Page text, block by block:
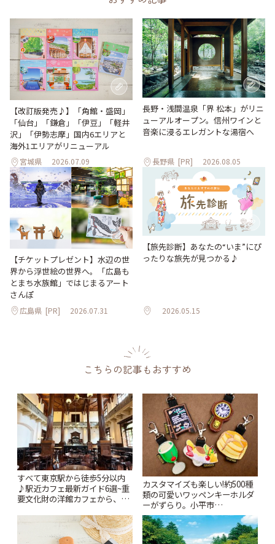
【改訂版発売♪】「角館・盛岡」
「仙台」「鎌倉」「伊豆」「軽井
沢」「伊勢志摩」国内6エリアと
海外1エリアがリニューアル
宮城県 2026.07.09
長野・浅間温泉「界 松本」がリニ
ューアルオープン。信州ワインと
音楽に浸るエレガントな湯宿へ
長野県 [PR] 2026.08.05
【チケットプレゼント】水辺の世
界から浮世絵の世界へ。「広島も
とまち水族館」ではじまるアート
さんぽ
広島県 [PR] 2026.07.31
【旅先診断】あなたの“いま”にぴ
ったりな旅先が見つかる♪
2026.05.15
こちらの記事もおすすめ
すべて東京駅から徒歩5分以内
♪駅近カフェ最新ガイド6選~重
要文化財の洋館カフェから、改
りっぷ
カスタマイズも楽しい!約500種
類の可愛いワッペンキーホルダ
ーがずらり。小平市
「Kimamaya T&K」 | ことりっ
ぷ